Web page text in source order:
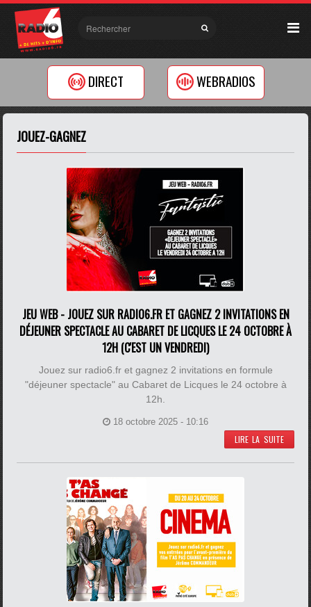
DIRECT WEBRADIOS
JOUEZ-GAGNEZ
JEU WEB - JOUEZ SUR RADIO6.FR ET GAGNEZ 2 INVITATIONS EN
DÉJEUNER SPECTACLE AU CABARET DE LICQUES LE 24 OCTOBRE À
12H (C'EST UN VENDREDI)
Jouez sur radio6.fr et gagnez 2 invitations en formule
"déjeuner spectacle" au Cabaret de Licques le 24 octobre à
12h.
18 octobre 2025 - 10:16
LIRE LA SUITE